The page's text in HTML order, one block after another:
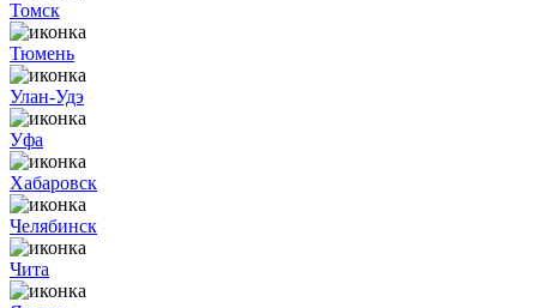
Томск
Тюмень
Улан-Удэ
Уфа
Хабаровск
Челябинск
Чита